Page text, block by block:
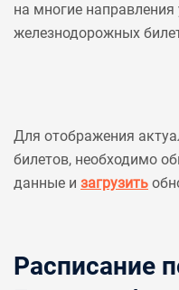
на многие
железнодорожных
Для отображения
билетов, необходимо
данные и загрузить
Расписание